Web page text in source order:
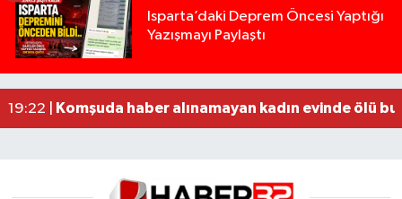
Isparta’daki Deprem Öncesi Yaptığı
Yazışmayı Paylaştı
13:00 |Yığılca'da kardeşler arasındaki silahlı kavgada
12:48 |Tur teknesi çalışanlarının birbirine girdiği kavga
02:26 |MOTOSİKLETLE ÇARPIŞAN OTOMOBİL GÜL
19:22 |
Komşuda haber alınamayan kadın evinde ölü